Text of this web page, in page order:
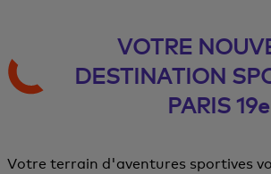
VOTRE
DESTINATION
PARIS 19e
Votre terrain d'aventures sportives